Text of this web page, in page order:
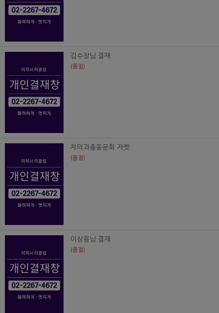
김수창님 결재
(품절)
차의과총동문회 자켓
(품절)
이상용님 결재
(품절)